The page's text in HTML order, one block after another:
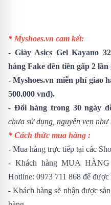
* Myshoes.vn cam kết:
- Giày Asics Gel Kayano 32
hàng Fake đền tiền gấp 2 lần
- Myshoes.vn miễn phí giao
500.000 vnđ).
- Đổi hàng trong 30 ngày
chưa sử dụng, nguyên vẹn
* Cách thức mua hàng :
- Mua hàng trực tiếp tại các
- Khách hàng MUA
Hotline: 0973 711 868 để được
- Khách hàng sẽ nhận được